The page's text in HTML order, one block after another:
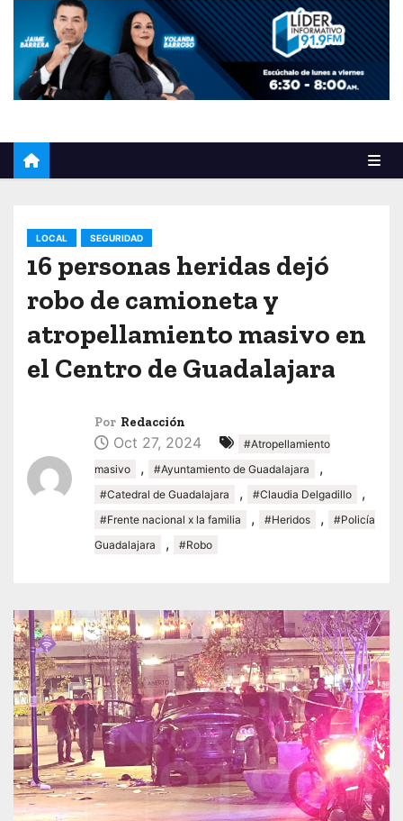
LOCAL SEGURIDAD
16 personas heridas dejó
robo de camioneta y
atropellamiento masivo en
el Centro de Guadalajara
Por Redacción
Oct 27, 2024
#Atropellamiento
masivo
, #Ayuntamiento de Guadalajara ,
#Catedral de Guadalajara , #Claudia Delgadillo ,
#Frente nacional x la familia , #Heridos ,
#Policía
Guadalajara
, #Robo